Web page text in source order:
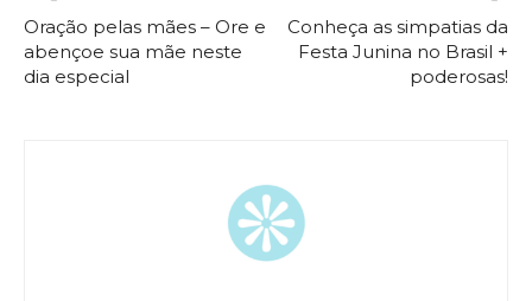
Oração pelas mães – Ore e
abençoe sua mãe neste
dia especial
Conheça as simpatias da
Festa Junina no Brasil +
poderosas!